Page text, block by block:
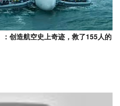
：创造航空史上奇迹，救了155人的